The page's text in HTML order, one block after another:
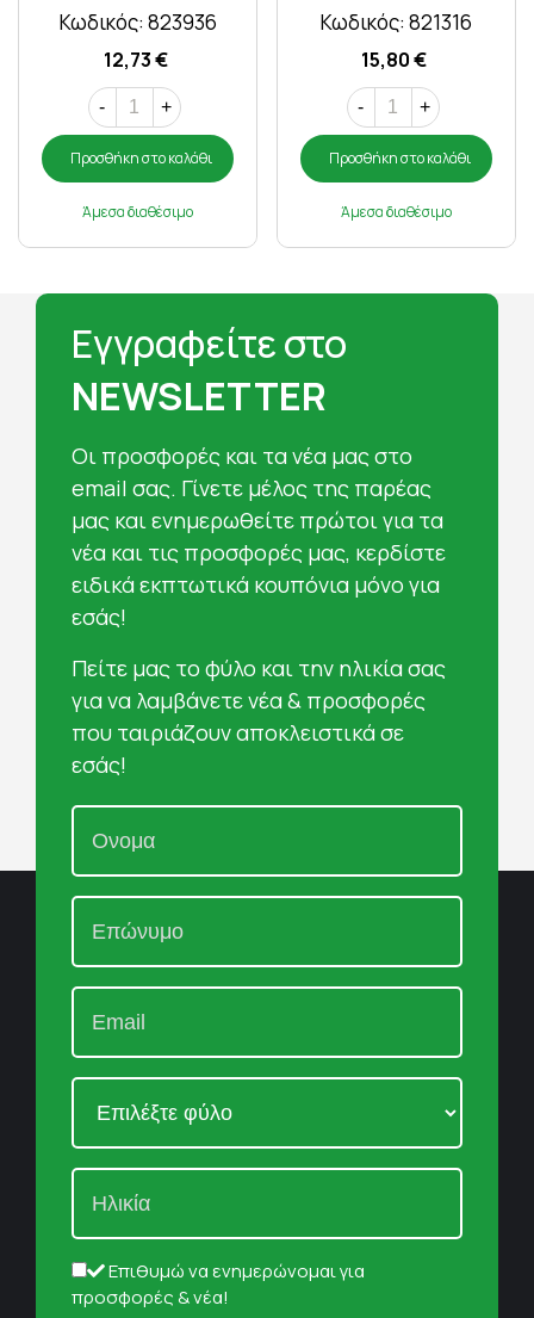
Formula 60 Caps
Κωδικός: 823936
12,73 €
- +
Προσθήκη στο καλάθι
Άμεσα διαθέσιμο
Κωδικός: 821316
15,80 €
- +
Προσθήκη στο καλάθι
Άμεσα διαθέσιμο
Εγγραφείτε στο
NEWSLETTER
Oι προσφορές και τα νέα μας στο
email σας. Γίνετε μέλος της παρέας
μας και ενημερωθείτε πρώτοι για τα
νέα και τις προσφορές μας, κερδίστε
ειδικά εκπτωτικά κουπόνια μόνο για
εσάς!
Πείτε μας το φύλο και την ηλικία σας
για να λαμβάνετε νέα & προσφορές
που ταιριάζουν αποκλειστικά σε
εσάς!
Επιθυμώ να ενημερώνομαι για
προσφορές & νέα!